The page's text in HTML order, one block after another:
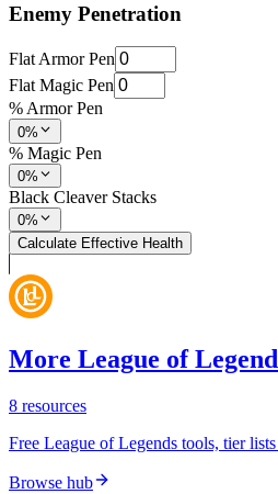
Enemy Penetration
Flat Armor Pen
Flat Magic Pen
% Armor Pen
0%
% Magic Pen
0%
Black Cleaver Stacks
0%
Calculate Effective Health
More League of
8 resources
Free League of Legends tools, tier
Browse hub